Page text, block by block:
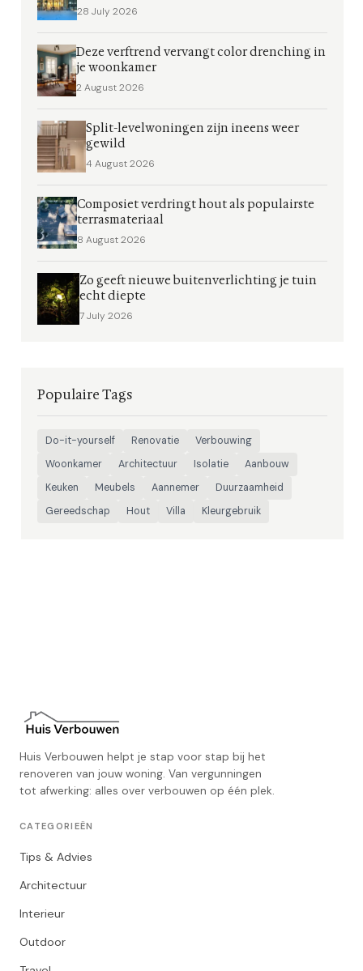
28 July 2026
Deze verftrend vervangt color drenching in
je woonkamer
2 August 2026
Split-levelwoningen zijn ineens weer
gewild
4 August 2026
Composiet verdringt hout als populairste
terrasmateriaal
8 August 2026
Zo geeft nieuwe buitenverlichting je tuin
echt diepte
7 July 2026
Populaire Tags
Do-it-yourself Renovatie
Verbouwing
Woonkamer
Architectuur Isolatie
Aanbouw
Keuken
Meubels Aannemer
Duurzaamheid
Gereedschap
Hout Villa Kleurgebruik
Huis Verbouwen helpt je stap voor stap bij het
renoveren van jouw woning. Van vergunningen
tot afwerking: alles over verbouwen op één plek.
CATEGORIEËN
Tips & Advies
Architectuur
Interieur
Outdoor